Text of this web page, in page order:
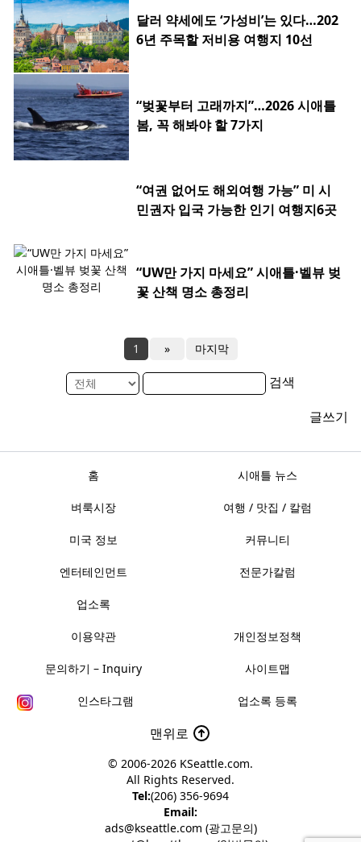
달러 약세에도 ‘가성비’는 있다…202
6년 주목할 저비용 여행지 10선
“벚꽃부터 고래까지”…2026 시애틀
봄, 꼭 해봐야 할 7가지
“여권 없어도 해외여행 가능” 미 시
민권자 입국 가능한 인기 여행지6곳
“UW만 가지 마세요” 시애틀·벨뷰 벚
꽃 산책 명소 총정리
1 » 마지막
검색
글쓰기
홈 시애틀 뉴스
벼룩시장 여행 / 맛집 / 칼럼
미국 정보 커뮤니티
엔터테인먼트 전문가칼럼
업소록
이용약관 개인정보정책
문의하기 – Inquiry 사이트맵
인스타그램 업소록 등록
맨위로
© 2006-2026 KSeattle.com.
All Rights Reserved.
Tel:(206) 356-9694
Email:
ads@kseattle.com (광고문의)